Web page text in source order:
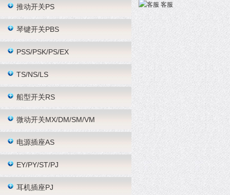
推动开关PS
琴键开关PBS
PSS/PSK/PS/EX
TS/NS/LS
船型开关RS
微动开关MX/DM/SM/VM
电源插座AS
EY/PY/ST/PJ
耳机插座PJ
客服